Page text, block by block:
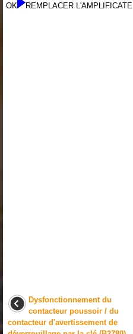
OK REMPLACER
Dysfonctionnement du
contacteur poussoir / du
contacteur d'avertissement de